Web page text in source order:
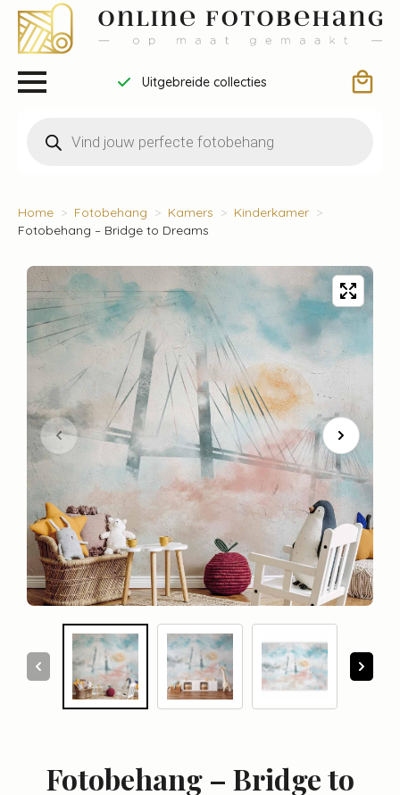
Uitgebreide collecties
zoeken
Home Fotobehang Kamers
Kinderkamer
Fotobehang – Bridge to Dreams
Fotobehang – Bridge to